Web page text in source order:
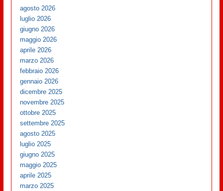
agosto 2026
luglio 2026
giugno 2026
maggio 2026
aprile 2026
marzo 2026
febbraio 2026
gennaio 2026
dicembre 2025
novembre 2025
ottobre 2025
settembre 2025
agosto 2025
luglio 2025
giugno 2025
maggio 2025
aprile 2025
marzo 2025